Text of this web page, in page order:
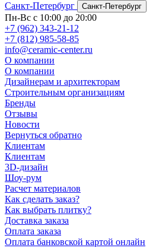
Санкт-Петербург
Санкт-Петербург
Пн-Вс с 10:00 до 20:00
+7 (962) 343-21-12
+7 (812) 985-58-85
info@ceramic-center.ru
О компании
О компании
Дизайнерам и архитекторам
Строительным организациям
Бренды
Отзывы
Новости
Вернуться обратно
Клиентам
Клиентам
3D-дизайн
Шоу-рум
Расчет материалов
Как сделать заказ?
Как выбрать плитку?
Доставка заказа
Оплата заказа
Оплата банковской картой онлайн